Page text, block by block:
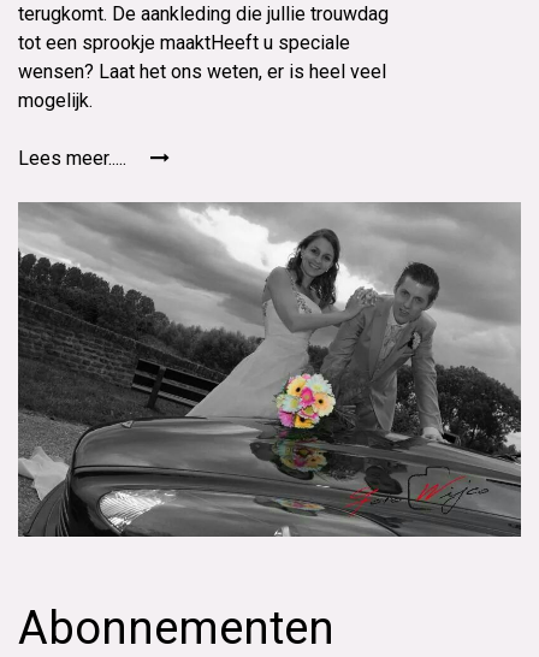
terugkomt. De aankleding die jullie trouwdag
tot een sprookje maaktHeeft u speciale
wensen? Laat het ons weten, er is heel veel
mogelijk.
Lees meer.....
Abonnementen